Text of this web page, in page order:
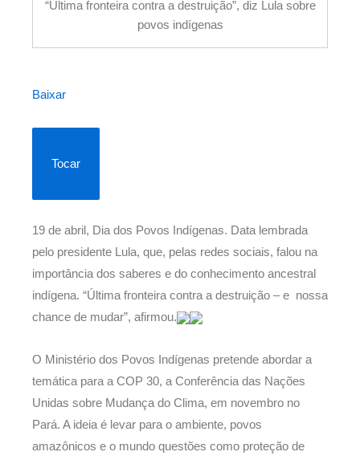
“Última fronteira contra a destruição”, diz Lula sobre
povos indígenas
Baixar
Tocar
19 de abril, Dia dos Povos Indígenas. Data lembrada
pelo presidente Lula, que, pelas redes sociais, falou na
importância dos saberes e do conhecimento ancestral
indígena. “Última fronteira contra a destruição – e nossa
chance de mudar”, afirmou.
O Ministério dos Povos Indígenas pretende abordar a
temática para a COP 30, a Conferência das Nações
Unidas sobre Mudança do Clima, em novembro no
Pará. A ideia é levar para o ambiente, povos
amazônicos e o mundo questões como proteção de